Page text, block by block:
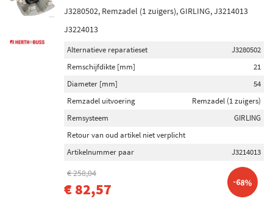
J3280502, Remzadel (1 zuigers), GIRLING, J3214013
J3224013
Alternatieve reparatieset
J3280502
Remschijfdikte [mm]
21
Diameter [mm]
54
Remzadel uitvoering
Remzadel (1 zuigers)
Remsysteem
GIRLING
Retour van oud artikel niet verplicht
Artikelnummer paar
J3214013
€ 258,04
€ 82,57 -68%